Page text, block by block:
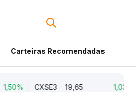
Carteiras Recomendadas
1,50% CXSE3 19,65 1,03%